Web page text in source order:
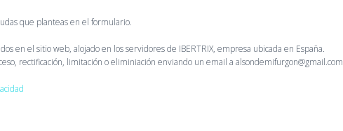
que planteas en el formulario.
en el sitio web, alojado en los servidores de IBERTRIX, empresa ubicada en España.
rectificación, limitación o eliminiación enviando un email a alsondemifurgon@gmail.com